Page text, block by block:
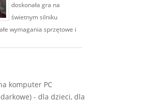
doskonała gra na
świetnym silniku
wymagania sprzętowe i
komputer PC
- dla dzieci, dla